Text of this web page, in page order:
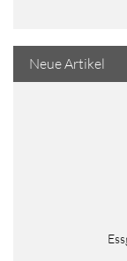
Neue Artikel